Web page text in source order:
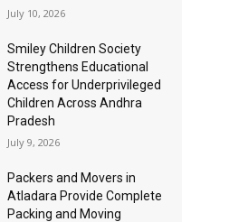
July 10, 2026
Smiley Children Society
Strengthens Educational
Access for Underprivileged
Children Across Andhra
Pradesh
July 9, 2026
Packers and Movers in
Atladara Provide Complete
Packing and Moving